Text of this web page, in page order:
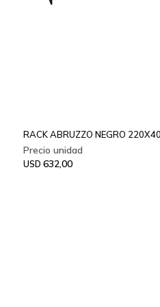
RACK ABRUZZO NEGRO
USD 632,00